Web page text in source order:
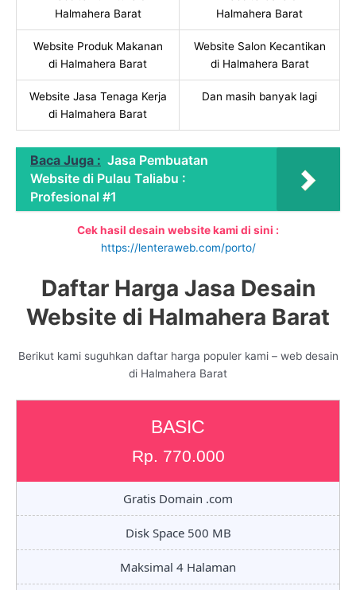
Halmahera Barat
Halmahera Barat
Website Produk Makanan
di Halmahera Barat
Website Salon Kecantikan
di Halmahera Barat
Website Jasa Tenaga Kerja
di Halmahera Barat
Dan masih banyak lagi
Baca Juga : Jasa Pembuatan
Website di Pulau Taliabu :
Profesional #1
Cek hasil desain website kami di sini :
https://lenteraweb.com/porto/
Daftar Harga Jasa Desain
Website di Halmahera Barat
Berikut kami suguhkan daftar harga populer kami – web desain
di Halmahera Barat
BASIC
Rp. 770.000
Gratis Domain .com
Disk Space 500 MB
Maksimal 4 Halaman